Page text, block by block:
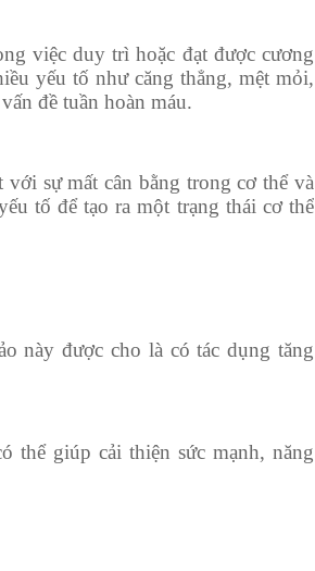
việc duy trì hoặc đạt được cương
yếu tố như căng thẳng, mệt mỏi,
đề tuần hoàn máu.
sự mất cân bằng trong cơ thể và
tố để tạo ra một trạng thái cơ thể
này được cho là có tác dụng tăng
thể giúp cải thiện sức mạnh, năng